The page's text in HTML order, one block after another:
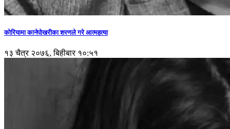
कोरियामा कानेपोखरीका शरणले गरे आत्महत्या
१३ चैत्र २०७६, बिहीबार १०:५१